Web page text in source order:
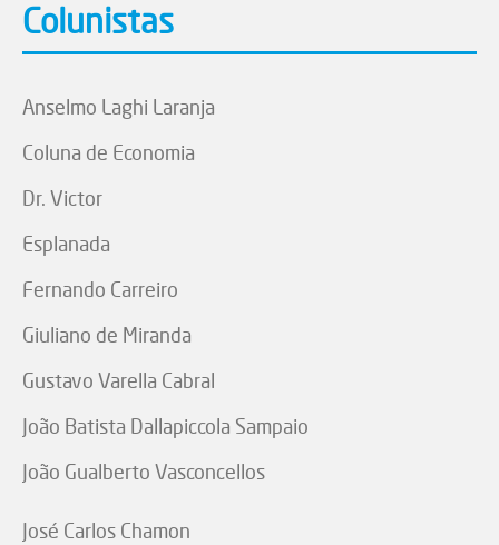
Colunistas
Anselmo Laghi Laranja
Coluna de Economia
Dr. Victor
Esplanada
Fernando Carreiro
Giuliano de Miranda
Gustavo Varella Cabral
João Batista Dallapiccola Sampaio
João Gualberto Vasconcellos
José Carlos Chamon